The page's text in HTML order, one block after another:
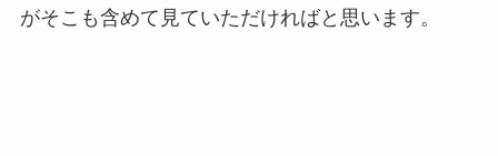
がそこも含めて見ていただければと思います。